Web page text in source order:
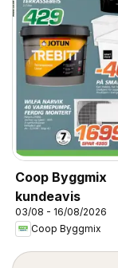
Coop Byggmix
kundeavis
03/08 - 16/08/2026
Coop Byggmix